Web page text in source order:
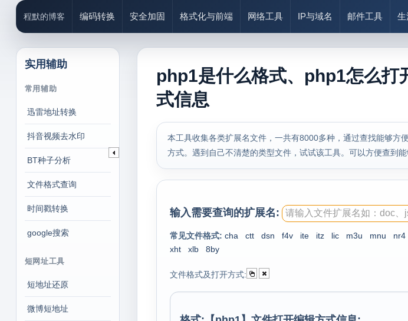
程默的博客 编码转换 安全加固 格式化与前端 网络工具 IP与域名 邮件工具 生
实用辅助
常用辅助
迅雷地址转换
抖音视频去水印
BT种子分析
文件格式查询
时间戳转换
google搜索
短网址工具
短地址还原
微博短地址
php1是什么格式、php1怎么打
式信息
本工具收集各类扩展名文件，一共有8000多种，通过查找能够方
方式。遇到自己不清楚的类型文件，试试该工具。可以方便查到能
输入需要查询的扩展名:
常见文件格式: cha ctt dsn f4v ite itz lic m3u mnu nr4
xht
xlb 8by
文件格式及打开方式: